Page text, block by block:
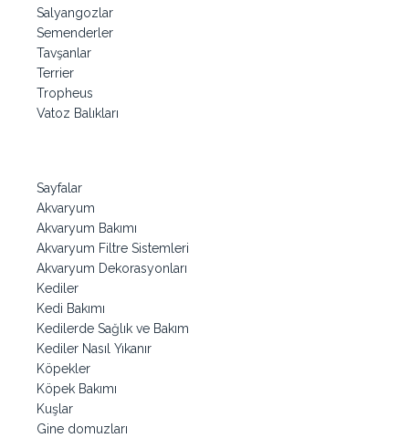
Salyangozlar
Semenderler
Tavşanlar
Terrier
Tropheus
Vatoz Balıkları
Sayfalar
Akvaryum
Akvaryum Bakımı
Akvaryum Filtre Sistemleri
Akvaryum Dekorasyonları
Kediler
Kedi Bakımı
Kedilerde Sağlık ve Bakım
Kediler Nasıl Yıkanır
Köpekler
Köpek Bakımı
Kuşlar
Gine domuzları